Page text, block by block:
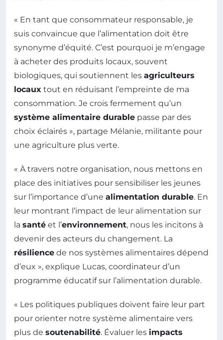
« En tant que consommateur responsable, je
suis convaincue que l’alimentation doit être
synonyme d’équité. C’est pourquoi je m’engage
à acheter des produits locaux, souvent
biologiques, qui soutiennent les agriculteurs
locaux tout en réduisant l’empreinte de ma
consommation. Je crois fermement qu’un
système alimentaire durable passe par des
choix éclairés », partage Mélanie, militante pour
une agriculture plus verte.
« À travers notre organisation, nous mettons en
place des initiatives pour sensibiliser les jeunes
sur l’importance d’une alimentation durable. En
leur montrant l’impact de leur alimentation sur
la santé et l’environnement, nous les incitons à
devenir des acteurs du changement. La
résilience de nos systèmes alimentaires dépend
d’eux », explique Lucas, coordinateur d’un
programme éducatif sur l’alimentation durable.
« Les politiques publiques doivent faire leur part
pour orienter notre système alimentaire vers
plus de soutenabilité. Évaluer les impacts